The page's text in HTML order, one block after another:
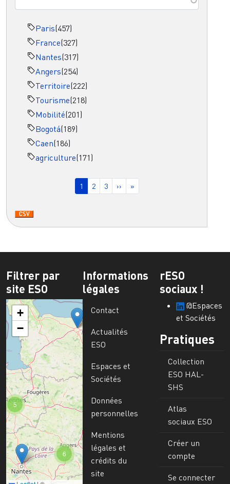
Paris(457)
France(327)
Nantes(317)
Angers(254)
Territoire(222)
Tourisme(218)
Mobilité(201)
Bogotá(189)
Caen(186)
agriculture(171)
Page courante
1 Page
2 Page
3 Page suivante
›› Dernière page
»
Filtrer par
site ESO
6
5
+
−
Informations
légales
Contact
Actualités
ESO
Espaces et
Sociétés
Données
personnelles
Mentions
légales et
crédits du
site
rESO
sociaux !
@Espaces
et Sociétés
Pratiques
Collection
ESO HAL-
SHS
Atlas
sociaux ESO
Créer un
compte
Se connecter